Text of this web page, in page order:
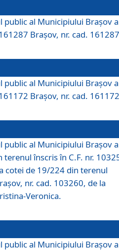
public al Municipiului Braşov a
Brașov, nr. cad.
public al Municipiului Braşov a
Brașov, nr. cad.
public al Municipiului Braşov a
înscris în C.F. nr.
cotei de 19/224 din terenul
nr. cad. 103260, de la
Veronica.
public al Municipiului Braşov a